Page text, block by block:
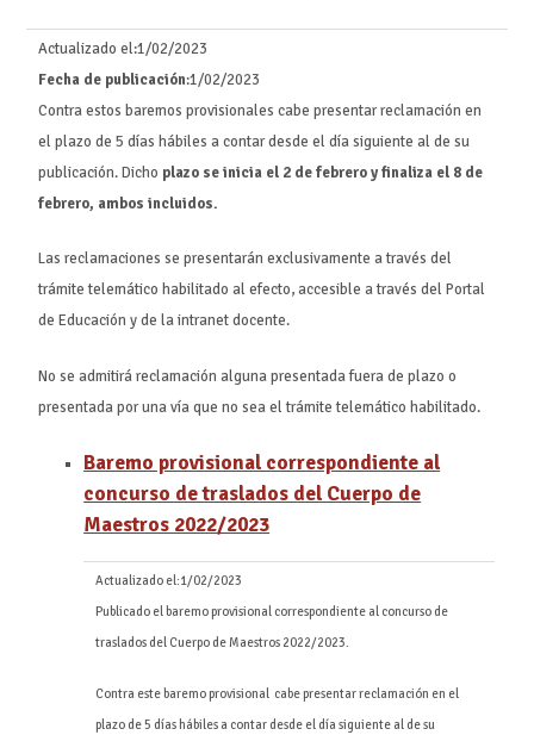
Actualizado el:1/02/2023
Fecha de publicación:1/02/2023
Contra estos baremos provisionales cabe presentar reclamación en
el plazo de 5 días hábiles a contar desde el día siguiente al de su
publicación. Dicho plazo se inicia el 2 de febrero y finaliza el 8 de
febrero, ambos incluidos.
Las reclamaciones se presentarán exclusivamente a través del
trámite telemático habilitado al efecto, accesible a través del Portal
de Educación y de la intranet docente.
No se admitirá reclamación alguna presentada fuera de plazo o
presentada por una vía que no sea el trámite telemático habilitado.
Baremo provisional correspondiente al
concurso de traslados del Cuerpo de
Maestros 2022/2023
Actualizado el:1/02/2023
Publicado el baremo provisional correspondiente al concurso de
traslados del Cuerpo de Maestros 2022/2023.
Contra este baremo provisional cabe presentar reclamación en el
plazo de 5 días hábiles a contar desde el día siguiente al de su